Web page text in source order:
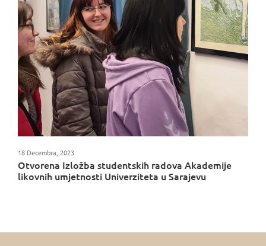
Otvorena Izložba studentskih radova Akademije
likovnih umjetnosti Univerziteta u Sarajevu
18 Decembra, 2023